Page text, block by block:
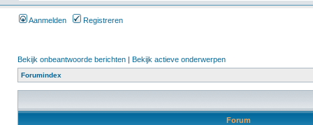
Aanmelden Registreren
Bekijk onbeantwoorde berichten | Bekijk actieve onderwerpen
Forumindex
Forum